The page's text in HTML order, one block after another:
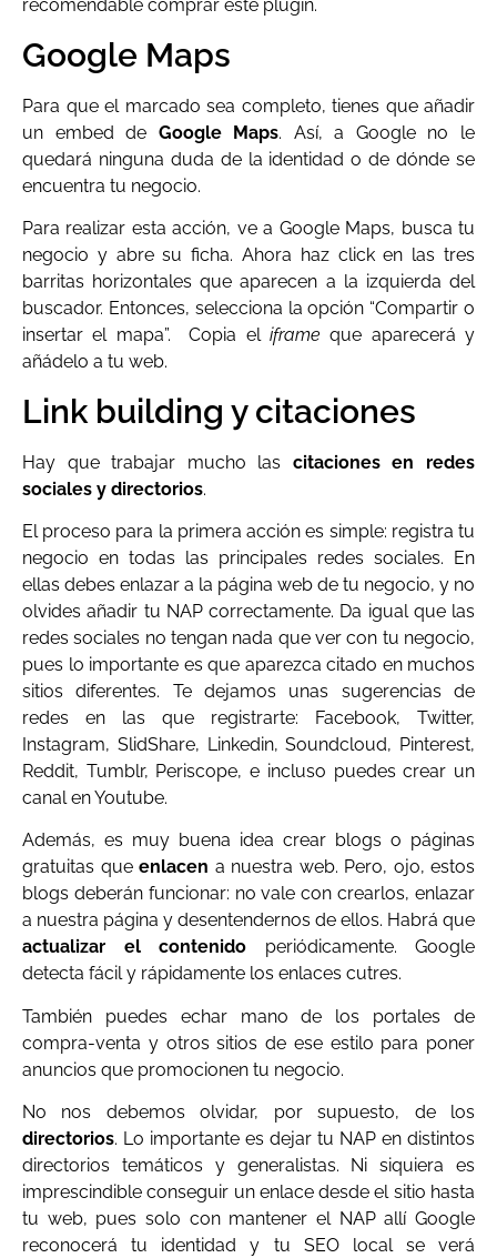
recomendable comprar este plugin.
Google Maps
Para que el marcado sea completo, tienes que añadir
un embed de Google Maps. Así, a Google no le
quedará ninguna duda de la identidad o de dónde se
encuentra tu negocio.
Para realizar esta acción, ve a Google Maps, busca tu
negocio y abre su ficha. Ahora haz click en las tres
barritas horizontales que aparecen a la izquierda del
buscador. Entonces, selecciona la opción “Compartir o
insertar el mapa”. Copia el iframe que aparecerá y
añádelo a tu web.
Link building y citaciones
Hay que trabajar mucho las citaciones en redes
sociales y directorios.
El proceso para la primera acción es simple: registra tu
negocio en todas las principales redes sociales. En
ellas debes enlazar a la página web de tu negocio, y no
olvides añadir tu NAP correctamente. Da igual que las
redes sociales no tengan nada que ver con tu negocio,
pues lo importante es que aparezca citado en muchos
sitios diferentes. Te dejamos unas sugerencias de
redes en las que registrarte: Facebook, Twitter,
Instagram, SlidShare, Linkedin, Soundcloud, Pinterest,
Reddit, Tumblr, Periscope, e incluso puedes crear un
canal en Youtube.
Además, es muy buena idea crear blogs o páginas
gratuitas que enlacen a nuestra web. Pero, ojo, estos
blogs deberán funcionar: no vale con crearlos, enlazar
a nuestra página y desentendernos de ellos. Habrá que
actualizar el contenido periódicamente. Google
detecta fácil y rápidamente los enlaces cutres.
También puedes echar mano de los portales de
compra-venta y otros sitios de ese estilo para poner
anuncios que promocionen tu negocio.
No nos debemos olvidar, por supuesto, de los
directorios. Lo importante es dejar tu NAP en distintos
directorios temáticos y generalistas. Ni siquiera es
imprescindible conseguir un enlace desde el sitio hasta
tu web, pues solo con mantener el NAP allí Google
reconocerá tu identidad y tu SEO local se verá